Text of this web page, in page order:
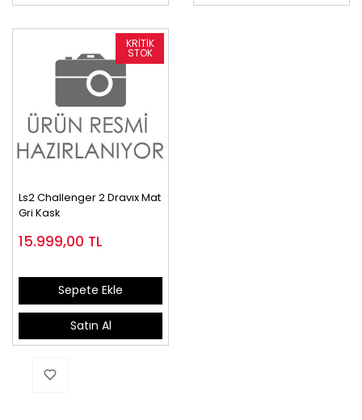
Ls2 Challenger 2 Dravıx Mat
Gri Kask
15.999,00 TL
Sepete Ekle
Satın Al